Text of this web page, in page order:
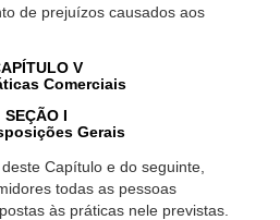
de prejuízos causados aos
V
Comerciais
SEÇÃO I
Gerais
Capítulo e do seguinte,
todas as pessoas
às práticas nele previstas.